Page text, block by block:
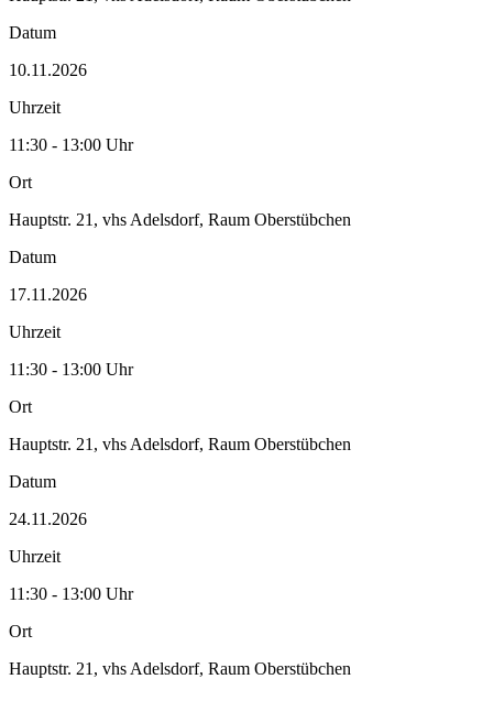
Datum
10.11.2026
Uhrzeit
11:30 - 13:00 Uhr
Ort
Hauptstr. 21, vhs Adelsdorf, Raum Oberstübchen
Datum
17.11.2026
Uhrzeit
11:30 - 13:00 Uhr
Ort
Hauptstr. 21, vhs Adelsdorf, Raum Oberstübchen
Datum
24.11.2026
Uhrzeit
11:30 - 13:00 Uhr
Ort
Hauptstr. 21, vhs Adelsdorf, Raum Oberstübchen